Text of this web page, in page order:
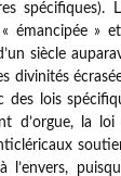
« émancipée »
siècle
divinités
des lois
d’orgue, la
l’envers,